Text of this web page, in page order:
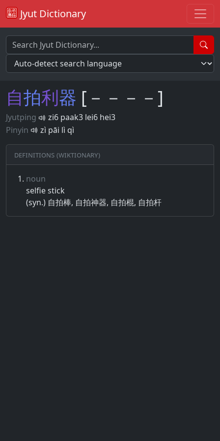
Jyut Dictionary
自拍利器 [－－－－]
Jyutping
zi6 paak3 lei6 hei3
Pinyin
zì pāi lì qì
Definitions (Wiktionary)
noun
selfie stick
(syn.) 自拍棒, 自拍神器, 自拍棍, 自拍杆